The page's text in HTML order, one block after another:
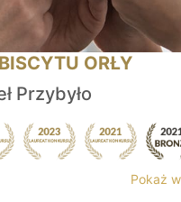
ORŁY
Przybyło
Pokaż